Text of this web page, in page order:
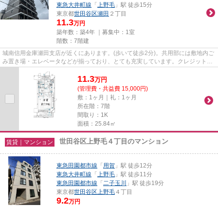
東急大井町線 「 上野毛 」駅 徒歩15分
東京都世田谷区瀬田 ２丁目
11.3万円
築年数：築4年 ｜募集中： 1室
階数：7階建
城南信用金庫瀬田支店が近くにあります。(歩いて徒歩2分)。共用部には敷地内ご
み置き場・エレベータなどが揃っており、とても充実しています。クレジットカ
ードで初期費用がお支払いい...
11.3万円
(管理費・共益費 15,000円)
敷：1ヶ月｜礼：1ヶ月
所在階：7階
間取り：1K
面積：25.84㎡
賃貸｜マンション 世田谷区上野毛４丁目のマンション
東急田園都市線 「用賀 」駅 徒歩12分
東急大井町線 「 上野毛 」駅 徒歩11分
東急田園都市線 「二子玉川
」駅 徒歩19分
東京都世田谷区 上野毛 ４丁目
9.2万円